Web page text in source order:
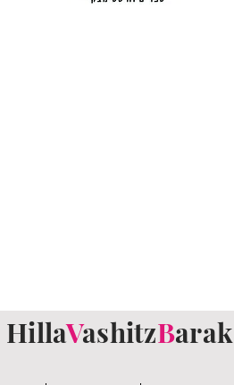
HillaVashitzBarak